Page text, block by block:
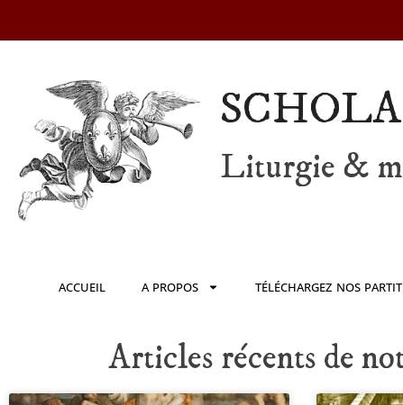
Liturgie &
ACCUEIL A PROPOS TÉLÉCHARGEZ NOS
Articles récents de